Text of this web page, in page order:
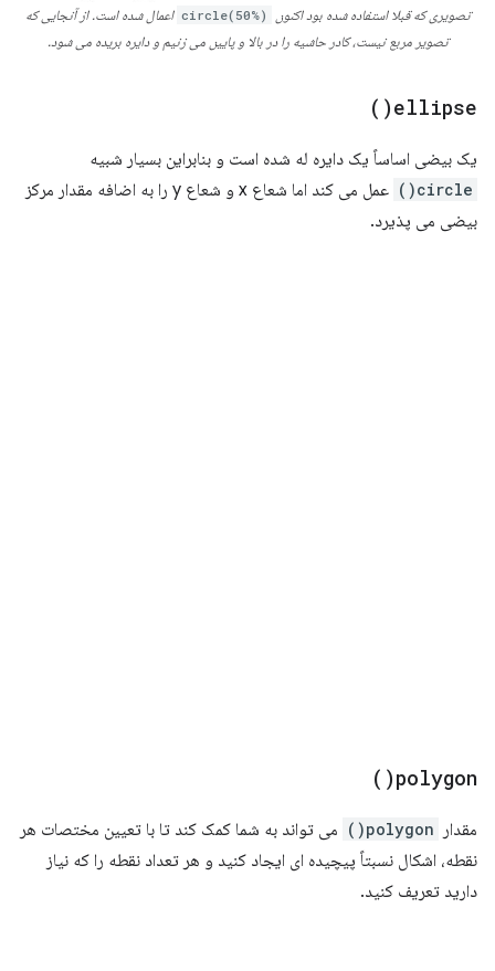
تصویری که قبلا استفاده شده بود اکنون circle(50%) اعمال شده است. از آنجایی که
تصویر مربع نیست، کادر حاشیه را در بالا و پایین می زنیم و دایره بریده می شود.
ellipse(
)
یک بیضی اساساً یک دایره له شده است و بنابراین بسیار شبیه
circle()
عمل می کند اما شعاع x و شعاع y را به اضافه مقدار مرکز
بیضی می پذیرد.
polygon(
)
مقدار polygon()
می تواند به شما کمک کند تا با تعیین مختصات هر
نقطه، اشکال نسبتاً پیچیده ای ایجاد کنید و هر تعداد نقطه را که نیاز
دارید تعریف کنید.